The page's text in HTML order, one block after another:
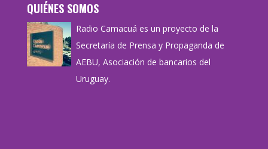
QUIÉNES SOMOS
Radio Camacuá es un proyecto de la
Secretaría de Prensa y Propaganda de
AEBU, Asociación de bancarios del
Uruguay.